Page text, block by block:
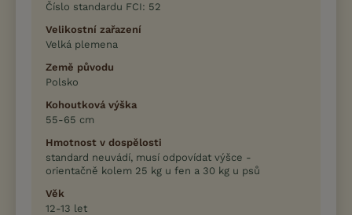
Číslo standardu FCI: 52
Velikostní zařazení
Velká plemena
Země původu
Polsko
Kohoutková výška
55-65 cm
Hmotnost v dospělosti
standard neuvádí, musí odpovídat výšce -
orientačně kolem 25 kg u fen a 30 kg u psů
Věk
12-13 let